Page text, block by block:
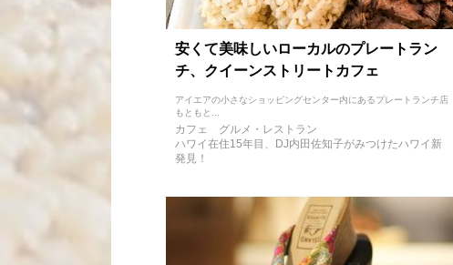
安くて美味しいローカルのプレートラン
チ、クイーンストリートカフェ
アイエアの小さなショッピングセンター内にあるプレートランチ店
もともと...
カフェ
グルメ・レストラン
ハワイ在住15年目、DJ内田佐知子がみつけたハワイ新
発見！